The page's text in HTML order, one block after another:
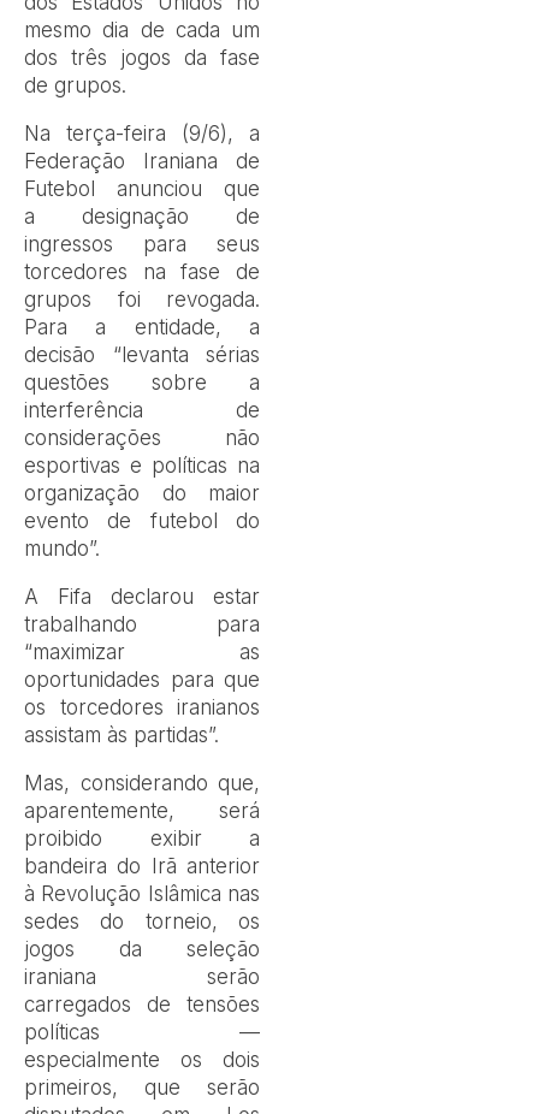
mesmo dia de cada um
dos três jogos da fase
de grupos.
Na terça-feira (9/6), a
Federação Iraniana de
Futebol anunciou que
a designação de
ingressos para seus
torcedores na fase de
grupos foi revogada.
Para a entidade, a
decisão “levanta sérias
questões sobre a
interferência de
considerações não
esportivas e políticas na
organização do maior
evento de futebol do
mundo”.
A Fifa declarou estar
trabalhando para
“maximizar as
oportunidades para que
os torcedores iranianos
assistam às partidas”.
Mas, considerando que,
aparentemente, será
proibido exibir a
bandeira do Irã anterior
à Revolução Islâmica nas
sedes do torneio, os
jogos da seleção
iraniana serão
carregados de tensões
políticas —
especialmente os dois
primeiros, que serão